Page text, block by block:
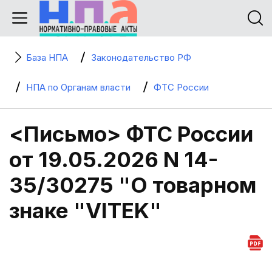
База НПА Законодательство РФ
НПА по Органам власти ФТС России
<Письмо> ФТС России
от 19.05.2026 N 14-
35/30275 "О товарном
знаке "VITEK"